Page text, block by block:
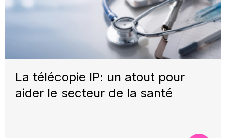
La télécopie IP: un atout pour
aider le secteur de la santé